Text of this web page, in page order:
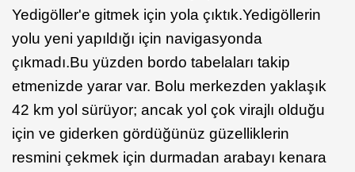
Yedigöller'e gitmek için yola çıktık.Yedigöllerin
yolu yeni yapıldığı için navigasyonda
çıkmadı.Bu yüzden bordo tabelaları takip
etmenizde yarar var. Bolu merkezden yaklaşık
42 km yol sürüyor; ancak yol çok virajlı olduğu
için ve giderken gördüğünüz güzelliklerin
resmini çekmek için durmadan arabayı kenara